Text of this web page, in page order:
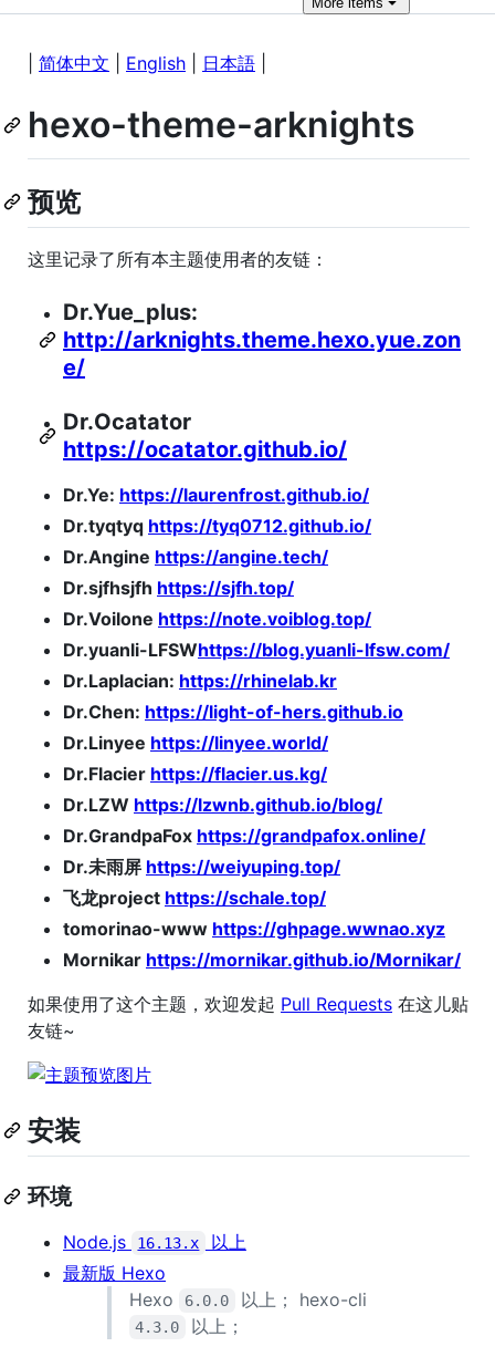
简体中文 English 日本語
hexo-theme-arknights
预览
这里记录了所有本主题使用者的友链：
Dr.Yue_plus:
http://arknights.theme.hexo.yue.zon
e/
Dr.Ocatator
https://ocatator.github.io/
Dr.Ye: https://laurenfrost.github.io/
Dr.tyqtyq https://tyq0712.github.io/
Dr.Angine https://angine.tech/
Dr.sjfhsjfh https://sjfh.top/
Dr.Voilone https://note.voiblog.top/
Dr.yuanli-LFSWhttps://blog.yuanli-lfsw.com/
Dr.Laplacian: https://rhinelab.kr
Dr.Chen: https://light-of-hers.github.io
Dr.Linyee https://linyee.world/
Dr.Flacier https://flacier.us.kg/
Dr.LZW https://lzwnb.github.io/blog/
Dr.GrandpaFox https://grandpafox.online/
Dr.未雨屏 https://weiyuping.top/
飞龙project https://schale.top/
tomorinao-www https://ghpage.wwnao.xyz
Mornikar https://mornikar.github.io/Mornikar/
如果使用了这个主题，欢迎发起 Pull Requests 在这儿贴
友链~
安装
环境
Node.js 16.13.x
以上
最新版 Hexo
Hexo
6.0.0 以上； hexo-cli
4.3.0
以上；